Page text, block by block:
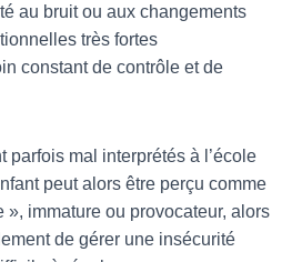
au bruit ou aux changements
très fortes
constant de contrôle et de
parfois mal interprétés à l’école
peut alors être perçu comme
immature ou provocateur, alors
de gérer une insécurité